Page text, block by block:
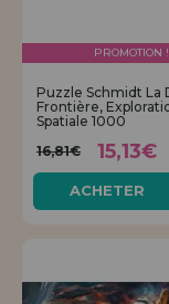
PROMOTION !
Puzzle Schmidt La
Frontière,
Spatiale 1000
16,81€
15,13€
ACHETER